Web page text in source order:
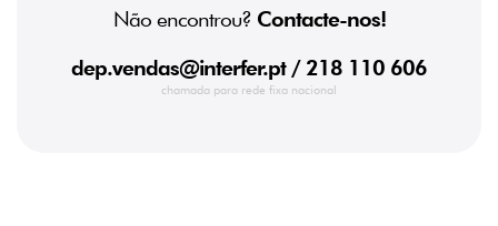
Não encontrou? Contacte-nos!
dep.vendas@interfer.pt/ 218 110 606
chamada para rede fixa nacional